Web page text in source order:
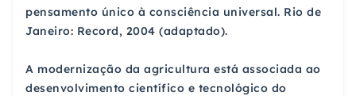
pensamento único à consciência universal. Rio de
Janeiro: Record, 2004 (adaptado).
A modernização da agricultura está associada ao
desenvolvimento científico e tecnológico do